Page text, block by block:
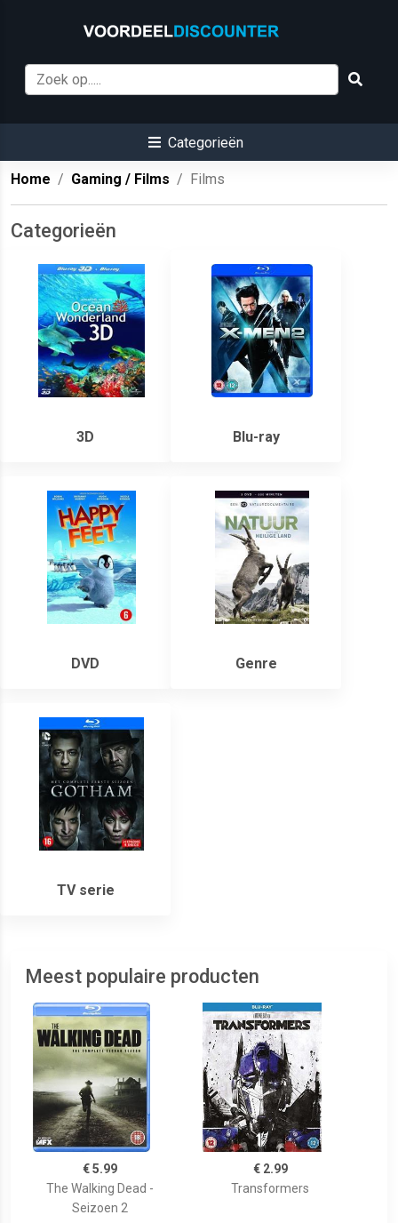
Categorieën
Home Gaming / Films Films
Categorieën
3D Blu-ray
DVD Genre
TV serie
Meest populaire producten
€ 5.99
The Walking Dead -
Seizoen 2
€ 2.99
Transformers